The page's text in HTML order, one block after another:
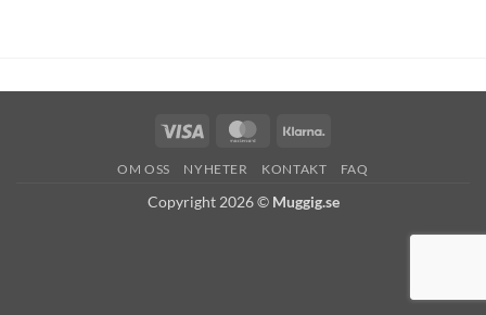
Visa MasterCard
OM OSS NYHETER KONTAKT FAQ
Copyright 2026 © Muggig.se